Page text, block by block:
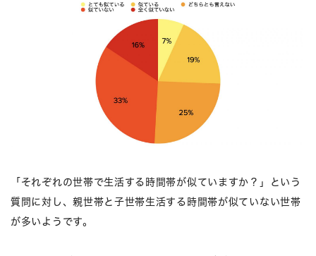
「それぞれの世帯で生活する時間帯が似ていますか？」という
質問に対し、親世帯と子世帯生活する時間帯が似ていない世帯
が多いようです。